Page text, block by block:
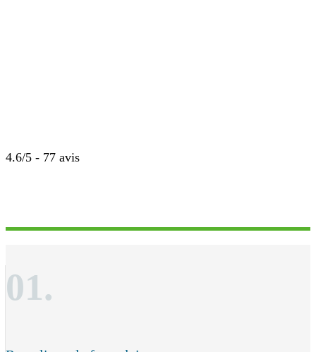
4.6/5 - 77 avis
01.